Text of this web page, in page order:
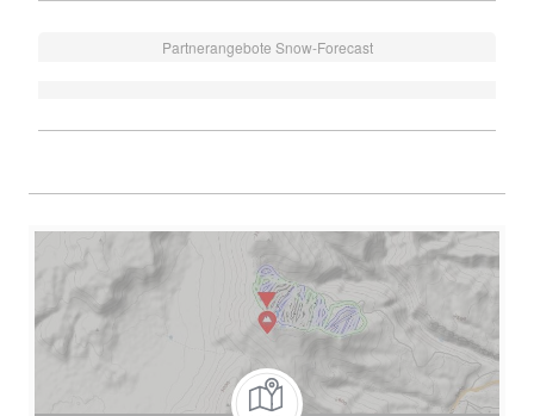
Partnerangebote Snow-Forecast